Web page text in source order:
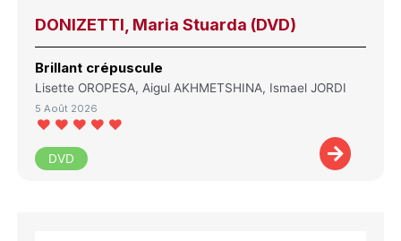
DONIZETTI, Maria Stuarda (DVD)
Brillant crépuscule
Lisette OROPESA, Aigul AKHMETSHINA, Ismael JORDI
5 Août 2026
DVD